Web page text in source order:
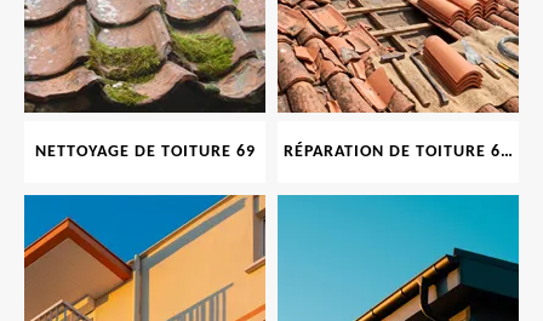
NETTOYAGE DE TOITURE 69 RÉPARATION DE TOITURE 69 RHONE, TUILES CASSÉES OU ABIMÉES